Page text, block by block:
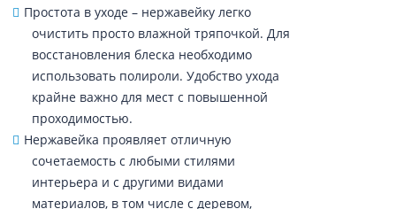
Простота в уходе – нержавейку легко
очистить просто влажной тряпочкой. Для
восстановления блеска необходимо
использовать полироли. Удобство ухода
крайне важно для мест с повышенной
проходимостью.
Нержавейка проявляет отличную
сочетаемость с любыми стилями
интерьера и с другими видами
материалов, в том числе с деревом,